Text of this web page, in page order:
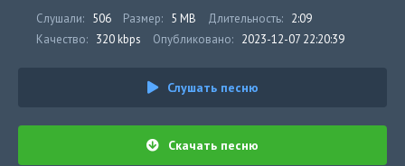
Слушали: 506 Размер: 5 MB Длительность: 2:09
Качество: 320 kbps Опубликовано: 2023-12-07 22:20:39
Слушать песню
Скачать песню